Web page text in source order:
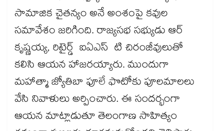
సామాజిక చైతన్యం అనే అంశంపై కవుల
సమావేశం జరిగింది. రాజ్యసభ సభ్యుడు ఆర్
కృష్ణయ్య, రిటైర్డ్ ఐఏఎస్ టి చిరంజీవులుతో
కలిసి ఆయన హాజరయ్యారు. ముందుగా
మహాత్మా జ్యోతిబా ఫూలే ఫొటోకు పూలమాలలు
వేసి నివాళులు అర్పించారు. ఈ సందర్భంగా
ఆయన మాట్లాడుతూ తెలంగాణ సాహిత్యం